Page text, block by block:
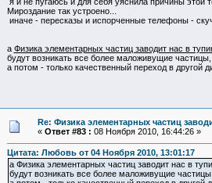
Мироздание так устроено...
иначе - пересказы и испорченные телефоны -
а Физика элементарных частиц заводит нас в
будут возникать все более маложивущие
а потом - только качественный переход в другой
Re: Физика элементарных частиц
« Ответ #83 : 08 Ноября 2010, 16:44:26 »
Цитата: Любовь от 04 Ноября 2010, 13:01:17
а Физика элементарных частиц заводит нас в
будут возникать все более маложивущие